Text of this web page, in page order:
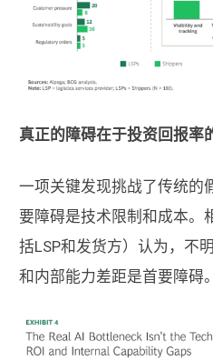
真正的障碍在于投资回报率
一项关键发现挑战了传统的
要障碍是技术限制和成本。
括LSP和发货方）认为，不
和内部能力差距是首要障碍。